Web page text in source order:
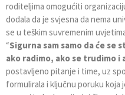
roditeljima omogućiti
dodala da je svjesna da nema
se u teškim suvremenim
“Sigurna sam samo da će
ako radimo, ako se trudimo i
postavljeno pitanje i time, uz
formulirala i ključnu poruku koja